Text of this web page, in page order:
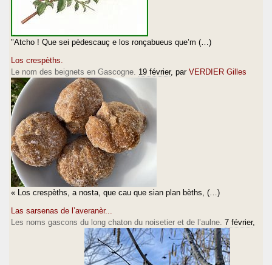
"Atcho ! Que sei pèdescauç e los ronçabueus que’m (…)
Los crespèths.
Le nom des beignets en Gascogne. 19 février, par VERDIER Gilles
« Los crespèths, a nosta, que cau que sian plan bèths, (…)
Las sarsenas de l’averanèr...
Les noms gascons du long chaton du noisetier et de l’aulne. 7 février,